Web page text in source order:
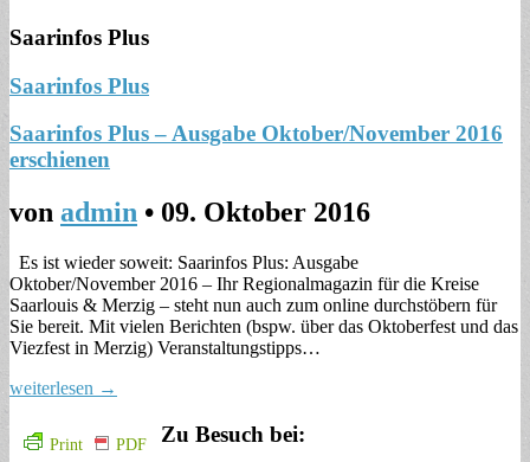
Saarinfos Plus
Saarinfos Plus
Saarinfos Plus – Ausgabe Oktober/November 2016
erschienen
von admin • 09. Oktober 2016
Es ist wieder soweit: Saarinfos Plus: Ausgabe
Oktober/November 2016 – Ihr Regionalmagazin für die Kreise
Saarlouis & Merzig – steht nun auch zum online durchstöbern für
Sie bereit. Mit vielen Berichten (bspw. über das Oktoberfest und das
Viezfest in Merzig) Veranstaltungstipps…
weiterlesen →
Print PDF
Zu Besuch bei: